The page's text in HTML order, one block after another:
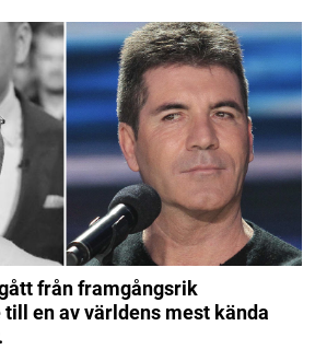
från framgångsrik
en av världens mest kända